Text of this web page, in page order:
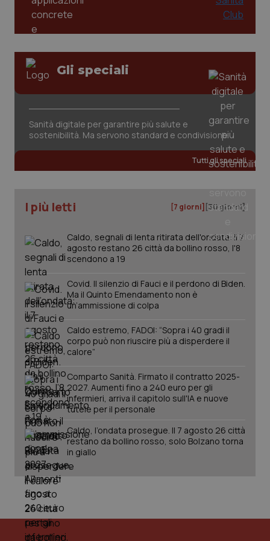
Salute orale & impianti
Tiroide
Tumore al seno
Tumore ovarico
Tumori del Polmone & Testa Collo
Tumori gastrointestinali
Ulcera & Reflusso
Vaccini
Gli speciali
Sanità digitale per garantire più salute e
sostenibilità. Ma servono standard e condivisione
Tutti gli speciali
I più letti [7 giorni] [30 giorni]
Caldo, segnali di lenta ritirata dell'ondata: il 7
agosto restano 26 città da bollino rosso, l'8
scendono a 19
Covid. Il silenzio di Fauci e il perdono di Biden.
Ma il Quinto Emendamento non è
un’ammissione di colpa
Caldo estremo, FADOI: “Sopra i 40 gradi il
corpo può non riuscire più a disperdere il
calore”
Comparto Sanità. Firmato il contratto 2025-
2027. Aumenti fino a 240 euro per gli
infermieri, arriva il capitolo sull'IA e nuove
tutele per il personale
Caldo, l’ondata prosegue. Il 7 agosto 26 città
restano da bollino rosso, solo Bolzano torna
in giallo
funzionare correttamente senza questi cookie.
Nome
Dominio
CookieScriptConsent
CookieScript
www.quotidianosanita.it
tracking-sites-ironfish-
tracking-enable
www.quotidianosanita.it
tracking-sites-ironfish-
session-id
_ga